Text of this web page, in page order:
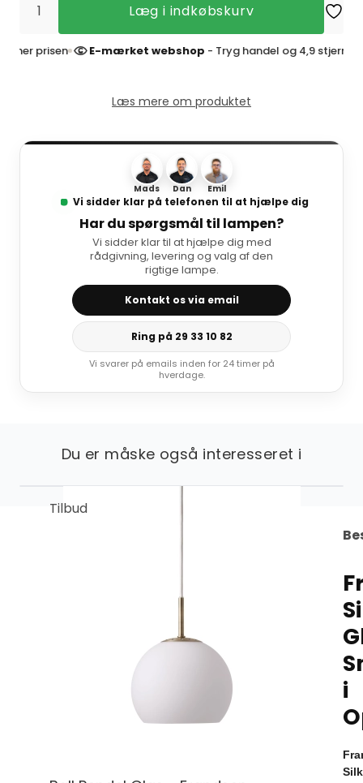
Læg i indkøbskurv
E-mærket webshop- Tryg handel og 4,9 stjerner
Læs mere om produktet
Mads Dan Emil
Vi sidder klar på telefonen til at hjælpe dig
Har du spørgsmål til lampen?
Vi sidder klar til at hjælpe dig med
rådgivning, levering og valg af den
rigtige lampe.
Kontakt os via email
Ring på 29 33 10 82
Vi svarer på emails inden for 24 timer på
hverdage.
Du er måske også interesseret i
Tilbud
i
Silk